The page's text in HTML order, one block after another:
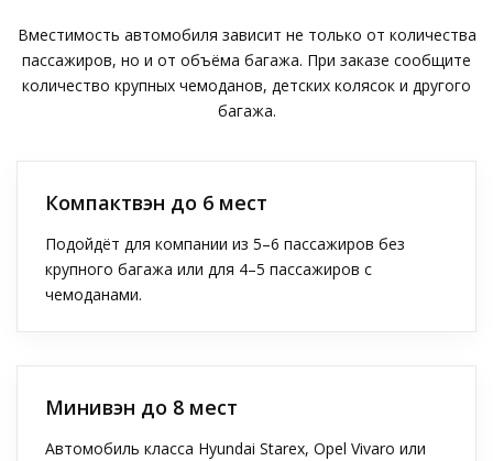
Вместимость автомобиля зависит не только от количества
пассажиров, но и от объёма багажа. При заказе сообщите
количество крупных чемоданов, детских колясок и другого
багажа.
Компактвэн до 6 мест
Подойдёт для компании из 5–6 пассажиров без
крупного багажа или для 4–5 пассажиров с
чемоданами.
Минивэн до 8 мест
Автомобиль класса Hyundai Starex, Opel Vivaro или